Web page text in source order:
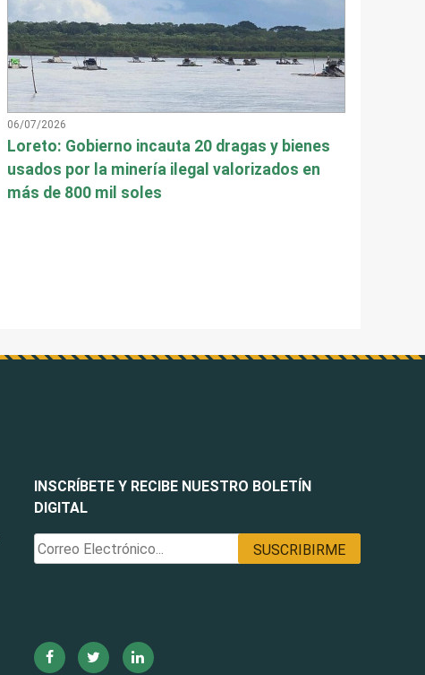
06/07/2026
Loreto: Gobierno incauta 20 dragas y bienes
usados por la minería ilegal valorizados en
más de 800 mil soles
INSCRÍBETE Y RECIBE NUESTRO BOLETÍN
DIGITAL